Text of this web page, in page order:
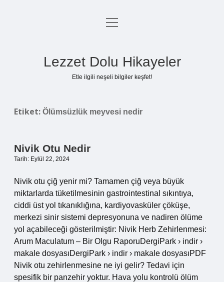
Anasayfa
menüyü
Lezzet Dolu Hikayeler
Etle ilgili neşeli bilgiler keşfet!
Etiket: Ölümsüzlük meyvesi nedir
Nivik Otu Nedir
Tarih: Eylül 22, 2024
Nivik otu çiğ yenir mi? Tamamen çiğ veya büyük
miktarlarda tüketilmesinin gastrointestinal sıkıntıya,
ciddi üst yol tıkanıklığına, kardiyovasküler çöküşe,
merkezi sinir sistemi depresyonuna ve nadiren ölüme
yol açabileceği gösterilmiştir: Nivik Herb Zehirlenmesi:
Arum Maculatum – Bir Olgu RaporuDergiPark › indir ›
makale dosyasıDergiPark › indir › makale dosyasıPDF
Nivik otu zehirlenmesine ne iyi gelir? Tedavi için
spesifik bir panzehir yoktur. Hava yolu kontrolü ölüm